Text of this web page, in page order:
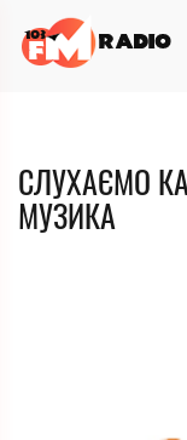
СЛУХАЄМО
МУЗИКА